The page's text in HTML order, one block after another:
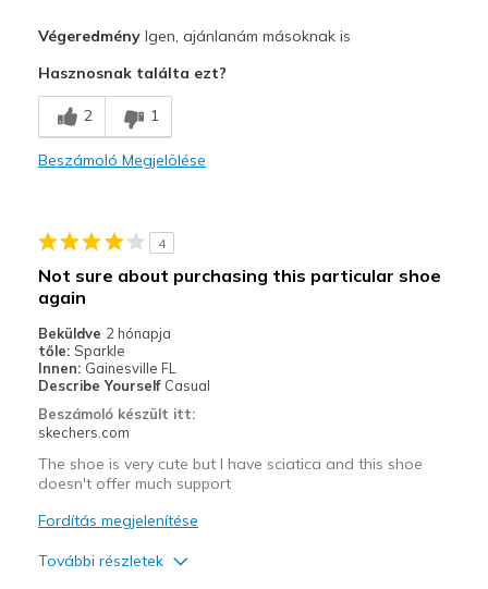
Comfortable
Stylish
Going Out
Travel
Width
Sizing
Feels true to size
VégeredményIgen, ajánlanám másoknak is
Hasznosnak találta ezt?
2 1
Beszámoló Megjelölése
4
Not sure about purchasing this particular shoe
again
Beküldve 2 hónapja
tőle: Sparkle
Innen: Gainesville FL
Describe Yourself Casual
Beszámoló készült itt:
skechers.com
The shoe is very cute but I have sciatica and this shoe
doesn't offer much support
Fordítás megjelenítése
További részletek